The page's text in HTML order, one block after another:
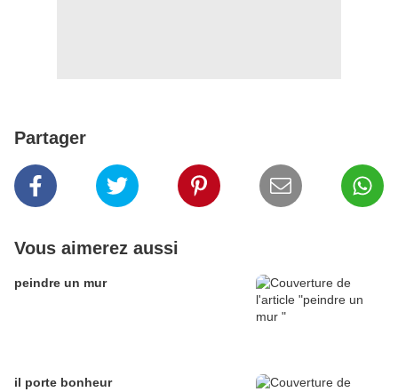
Partager
Vous aimerez aussi
peindre un mur
il porte bonheur